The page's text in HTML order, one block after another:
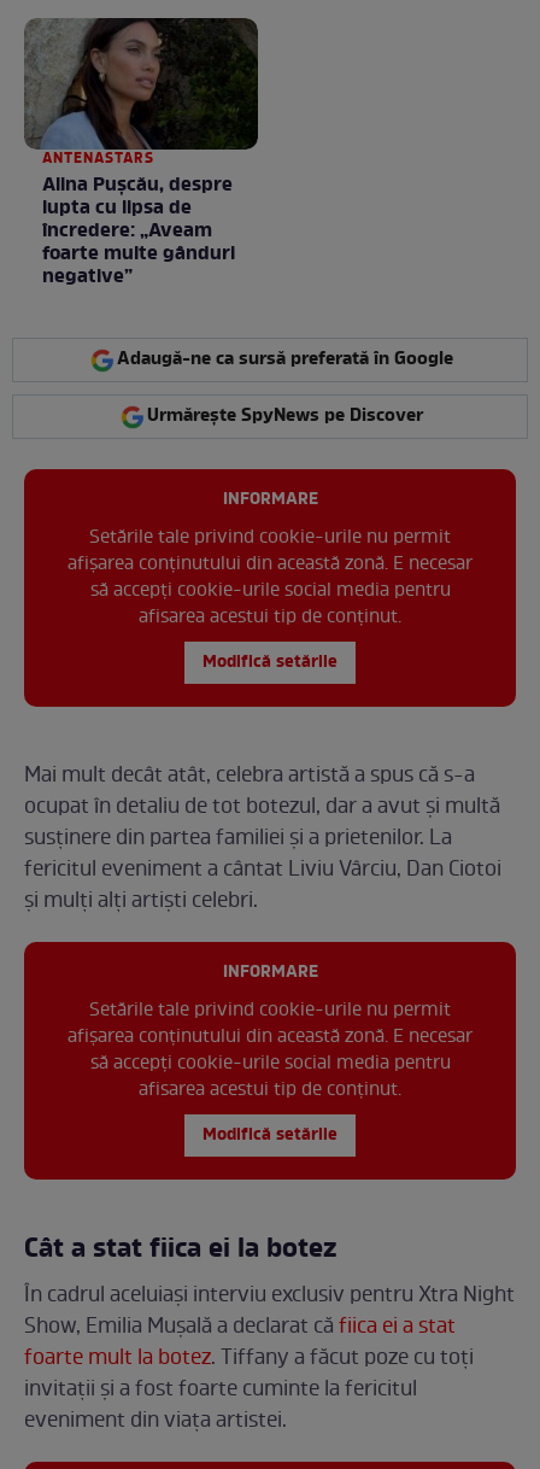
ANTENASTARS
Alina Pușcău, despre
lupta cu lipsa de
încredere: „Aveam
foarte multe gânduri
negative”
Adaugă-ne ca sursă preferată în Google
Urmărește SpyNews pe Discover
INFORMARE
Setările tale privind cookie-urile nu permit
afișarea conținutului din această zonă. E necesar
să accepți cookie-urile social media pentru
afisarea acestui tip de conținut.
Modifică setările
Mai mult decât atât, celebra artistă a spus că s-a
ocupat în detaliu de tot botezul, dar a avut și multă
susținere din partea familiei și a prietenilor. La
fericitul eveniment a cântat Liviu Vârciu, Dan Ciotoi
și mulți alți artiști celebri.
INFORMARE
Setările tale privind cookie-urile nu permit
afișarea conținutului din această zonă. E necesar
să accepți cookie-urile social media pentru
afisarea acestui tip de conținut.
Modifică setările
Cât a stat fiica ei la botez
În cadrul aceluiași interviu exclusiv pentru Xtra Night
Show, Emilia Mușală a declarat căfiica ei a stat
foarte mult la botez. Tiffany a făcut poze cu toți
invitații și a fost foarte cuminte la fericitul
eveniment din viața artistei.